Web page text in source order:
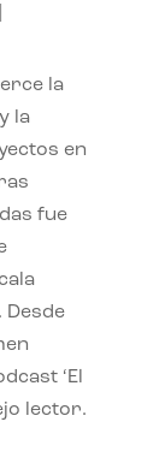
la
la
en
fue
Desde
‘El
lector.